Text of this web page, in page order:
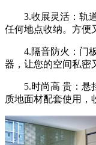
3.收展灵活：轨
任何地点收纳。方便
4.隔音防火：门
器，让您的空间私密
5.时尚高 贵：悬
质地面材配套使用，